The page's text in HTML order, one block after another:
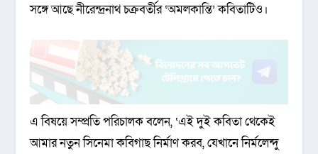
সঙ্গে আছে নীরেন্দ্রনাথ চক্রবর্তীর ‘অমলকান্তি’ কবিতাটিও।
এ বিষয়ে সম্প্রতি পরিচালক বলেন, ‘এই দুই কবিতা থেকেই
আমার নতুন সিনেমা কবিগাছ নির্মাণ করব, যেখানে নির্মলেন্দু